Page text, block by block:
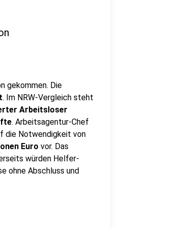
gekommen. Die
. Im NRW-Vergleich steht
Arbeitsloser
. Arbeitsagentur-Chef
die Notwendigkeit von
Euro vor. Das
würden Helfer-
ohne Abschluss und